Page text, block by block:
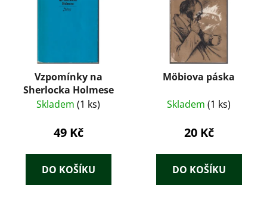
Vzpomínky na
Sherlocka Holmese
Skladem (1 ks)
49 Kč
DO KOŠÍKU
Möbiova páska
Skladem (1 ks)
20 Kč
DO KOŠÍKU